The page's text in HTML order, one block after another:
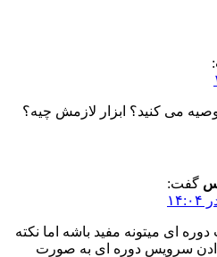
می کنید؟ ابزار لازمش چیه؟
گفت:
ای میتونه مفید باشه اما نکته
دادن سرویس دوره ای به صورت